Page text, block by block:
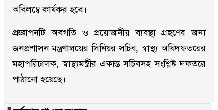
অবিলম্বে কার্যকর হবে।
প্রজ্ঞাপনটি অবগতি ও প্রয়োজনীয় ব্যবস্থা গ্রহণের জন্য
জনপ্রশাসন মন্ত্রণালয়ের সিনিয়র সচিব, স্বাস্থ্য অধিদফতরের
মহাপরিচালক, স্বাস্থ্যমন্ত্রীর একান্ত সচিবসহ সংশ্লিষ্ট দফতরে
পাঠানো হয়েছে।